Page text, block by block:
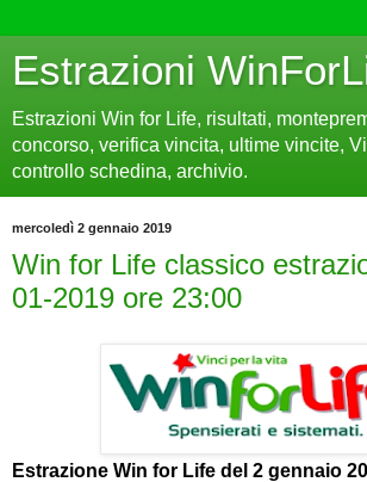
Estrazioni
Estrazioni Win for Life, risultati,
concorso, verifica vincita, ultime vincite,
controllo schedina, archivio.
mercoledì 2 gennaio 2019
Win for Life classico
01-2019 ore 23:00
Estrazione Win for Life del 2 gennaio